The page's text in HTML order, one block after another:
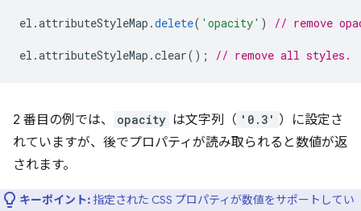
el .attributeStyleMap .delete( 'opacity' ) // remove
el .attributeStyleMap .clear(); // remove all styles.
2 番目の例では、 opacity は文字列（ '0.3' ）に設定さ
れていますが、後でプロパティが読み取られると数値が返
されます。
キーポイント: 指定された CSS プロパティが数値をサポートしてい